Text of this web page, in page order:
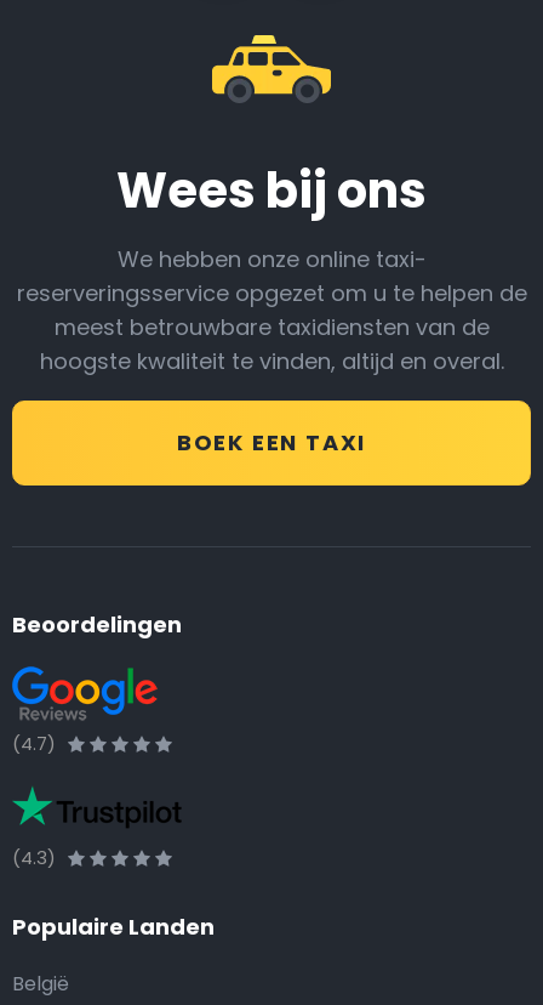
Wees bij ons
We hebben onze online taxi-
reserveringsservice opgezet om u te helpen de
meest betrouwbare taxidiensten van de
hoogste kwaliteit te vinden, altijd en overal.
BOEK EEN TAXI
Beoordelingen
(4.7)
(4.3)
Populaire Landen
België